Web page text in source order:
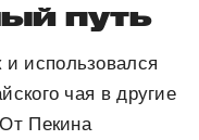
путь
использовался
чая в другие
Пекина